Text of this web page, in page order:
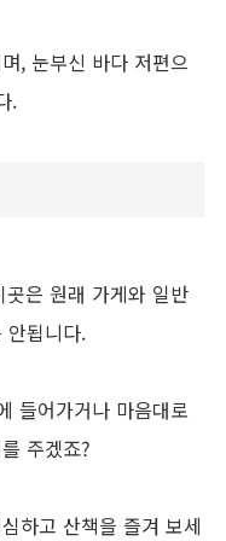
, 눈부신 바다 저편으
.
은 원래 가게와 일반
안됩니다.
들어가거나 마음대로
주겠죠?
하고 산책을 즐겨 보세